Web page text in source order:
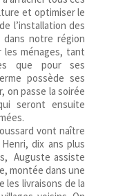
et optimiser le
l’installation des
dans notre région
les ménages, tant
que pour ses
possède ses
on passe la soirée
seront ensuite
vont naître
dix ans plus
Auguste assiste
montée dans une
les livraisons de la